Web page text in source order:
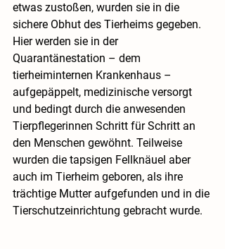
etwas zustoßen, wurden sie in die
sichere Obhut des Tierheims gegeben.
Hier werden sie in der
Quarantänestation – dem
tierheiminternen Krankenhaus –
aufgepäppelt, medizinische versorgt
und bedingt durch die anwesenden
Tierpflegerinnen Schritt für Schritt an
den Menschen gewöhnt. Teilweise
wurden die tapsigen Fellknäuel aber
auch im Tierheim geboren, als ihre
trächtige Mutter aufgefunden und in die
Tierschutzeinrichtung gebracht wurde.